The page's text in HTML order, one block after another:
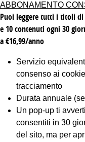
ABBONAMENTO
Puoi leggere tutti i titoli di
e 10 contenuti ogni 30
a €16,99/anno
Servizio
consenso ai
tracciamento
Durata annuale
Un pop-up ti
consentiti in 30
del sito, ma per